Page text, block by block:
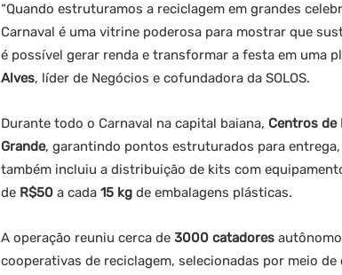
“Quando estruturamos a reciclagem em grandes
Carnaval é uma vitrine poderosa para mostrar que
é possível gerar renda e transformar a festa em uma
Alves, líder de Negócios e cofundadora da SOLOS.
Durante todo o Carnaval na capital baiana, Centros de
Grande, garantindo pontos estruturados para
também incluiu a distribuição de kits com
de R$50 a cada 15 kg de embalagens plásticas.
A operação reuniu cerca de 3000 catadores
cooperativas de reciclagem, selecionadas por meio